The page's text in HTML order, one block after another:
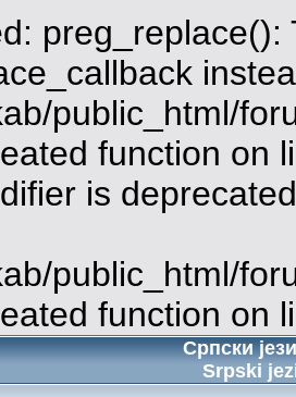
public_html/
function on
is
public_html/
function on
Српски
Srpski